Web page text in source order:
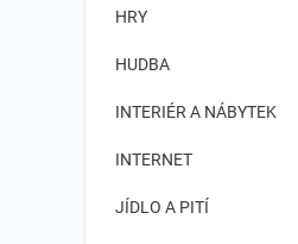
HRY
HUDBA
INTERIÉR A NÁBYTEK
INTERNET
JÍDLO A PITÍ